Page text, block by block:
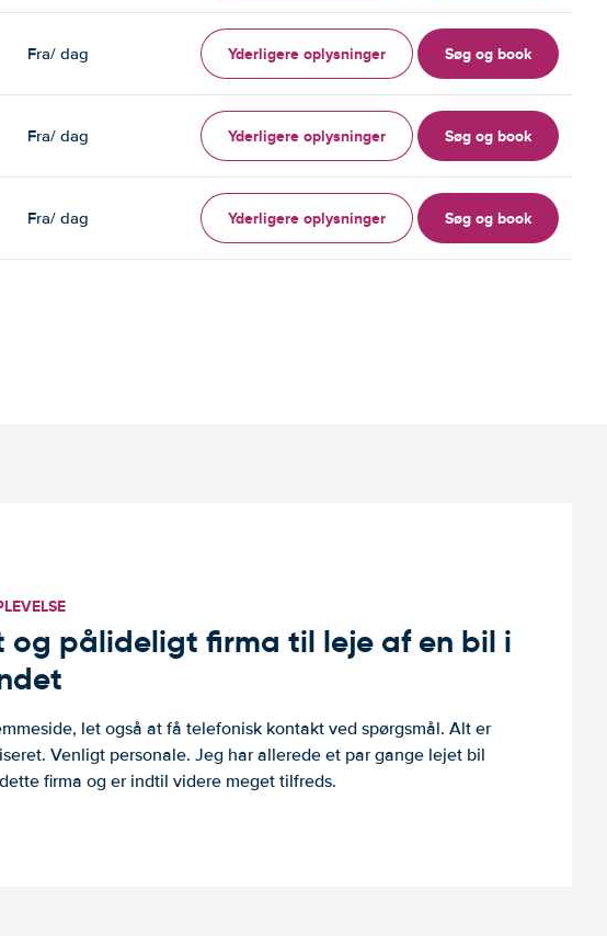
Fra/ dag Yderligere oplysninger Søg og book
Fra/ dag Yderligere oplysninger Søg og book
Fra/ dag Yderligere oplysninger Søg og book
og pålideligt firma til leje af en bil i
let også at få telefonisk kontakt ved spørgsmål. Alt er
Venligt personale. Jeg har allerede et par gange lejet bil
firma og er indtil videre meget tilfreds.